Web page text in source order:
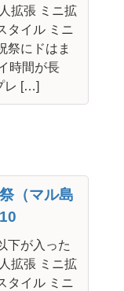
拡張 ミニ拡
タイル ミニ
祭にドはま
時間が長
レ […]
（マル島
下が入った
拡張 ミニ拡
タイル ミニ